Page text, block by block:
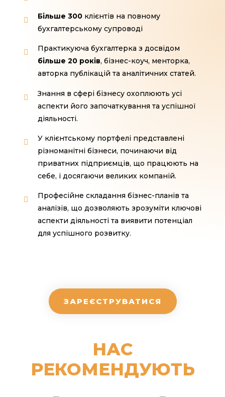
Більше 300клієнтів на повному
бухгалтерському супроводі
Практикуюча бухгалтерка з досвідом
більше 20 років, бізнес-коуч, менторка,
авторка публікацій та аналітичних статей.
Знання в сфері бізнесу охоплюють усі
аспекти його започаткування та успішної
діяльності.
У клієнтському портфелі представлені
різноманітні бізнеси, починаючи від
приватних підприємців, що працюють на
себе, і досягаючи великих компаній.
Професійне складання бізнес-планів та
аналізів, що дозволяють зрозуміти ключові
аспекти діяльності та виявити потенціал
для успішного розвитку.
ЗАРЕЄСТРУВАТИСЯ
НАС
РЕКОМЕНДУЮТЬ